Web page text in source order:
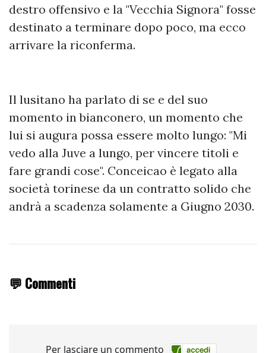
destro offensivo e la "Vecchia Signora" fosse
destinato a terminare dopo poco, ma ecco
arrivare la riconferma.
Il lusitano ha parlato di se e del suo
momento in bianconero, un momento che
lui si augura possa essere molto lungo: "Mi
vedo alla Juve a lungo, per vincere titoli e
fare grandi cose". Conceicao è legato alla
società torinese da un contratto solido che
andrà a scadenza solamente a Giugno 2030.
💬 Commenti